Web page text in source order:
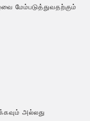
மேம்படுத்துவதற்கும்
அல்லது